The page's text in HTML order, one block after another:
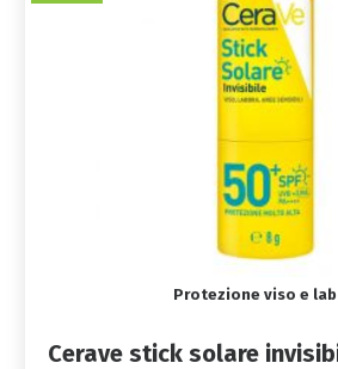
Protezione viso e
Cerave stick solare